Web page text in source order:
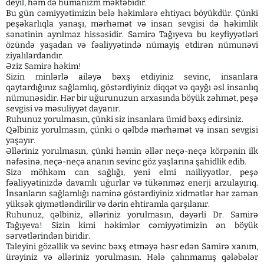
deyil, həm də humanizm məktəbidir.
Bu gün cəmiyyətimizin belə həkimlərə ehtiyacı böyükdür. Çünki
peşəkarlıqla yanaşı, mərhəmət və insan sevgisi də həkimlik
sənətinin ayrılmaz hissəsidir. Samirə Tağıyeva bu keyfiyyətləri
özündə yaşadan və fəaliyyətində nümayiş etdirən nümunəvi
ziyalılardandır.
Əziz Samirə həkim!
Sizin minlərlə ailəyə bəxş etdiyiniz sevinc, insanlara
qaytardığınız sağlamlıq, göstərdiyiniz diqqət və qayğı əsl insanlıq
nümunəsidir. Hər bir uğurunuzun arxasında böyük zəhmət, peşə
sevgisi və məsuliyyət dayanır.
Ruhunuz yorulmasın, çünki siz insanlara ümid bəxş edirsiniz.
Qəlbiniz yorulmasın, çünki o qəlbdə mərhəmət və insan sevgisi
yaşayır.
Əlləriniz yorulmasın, çünki həmin əllər neçə-neçə körpənin ilk
nəfəsinə, neçə-neçə ananın sevinc göz yaşlarına şahidlik edib.
Sizə möhkəm can sağlığı, yeni elmi nailiyyətlər, peşə
fəaliyyətinizdə davamlı uğurlar və tükənməz enerji arzulayırıq.
İnsanların sağlamlığı naminə göstərdiyiniz xidmətlər hər zaman
yüksək qiymətləndirilir və dərin ehtiramla qarşılanır.
Ruhunuz, qəlbiniz, əlləriniz yorulmasın, dəyərli Dr. Samirə
Tağıyeva! Sizin kimi həkimlər cəmiyyətimizin ən böyük
sərvətlərindən biridir.
Taleyini gözəllik və sevinc bəxş etməyə həsr edən Samirə xanım,
ürəyiniz və əlləriniz yorulmasın. Hələ çalınmamış qələbələr